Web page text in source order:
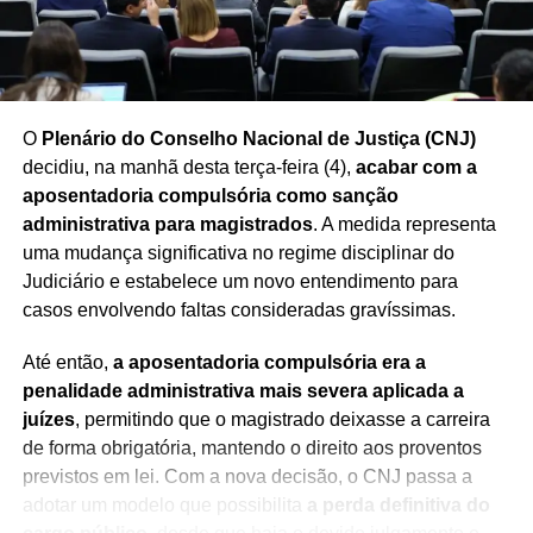
Redação Saiba+
O Plenário do Conselho Nacional de Justiça (CNJ)
decidiu, na manhã desta terça-feira (4), acabar com a
aposentadoria compulsória como sanção
administrativa para magistrados. A medida representa
uma mudança significativa no regime disciplinar do
Judiciário e estabelece um novo entendimento para
casos envolvendo faltas consideradas gravíssimas.
Até então, a aposentadoria compulsória era a
penalidade administrativa mais severa aplicada a
juízes, permitindo que o magistrado deixasse a carreira
de forma obrigatória, mantendo o direito aos proventos
previstos em lei. Com a nova decisão, o CNJ passa a
adotar um modelo que possibilita
a perda definitiva do